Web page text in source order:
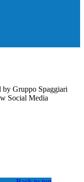
by Gruppo Spaggiari
Social Media